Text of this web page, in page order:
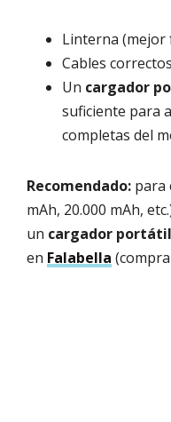
Linterna (mejor
Cables
Un cargador
suficiente para
completas del
Recomendado: para
mAh, 20.000 mAh,
un cargador portátil
en Falabella